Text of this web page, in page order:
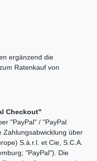
ergänzend die
Ratenkauf von
Checkout"
"PayPal" / "PayPal
Zahlungsabwicklung über
S.à.r.l. et Cie, S.C.A.
"PayPal"). Die